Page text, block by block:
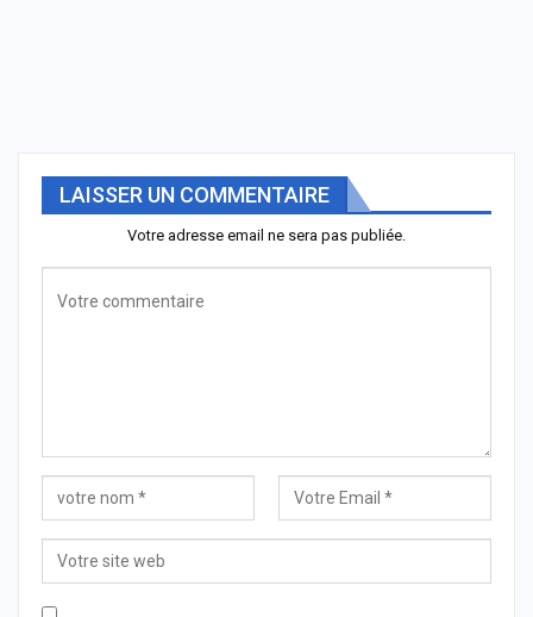
LAISSER UN COMMENTAIRE
Votre adresse email ne sera pas publiée.